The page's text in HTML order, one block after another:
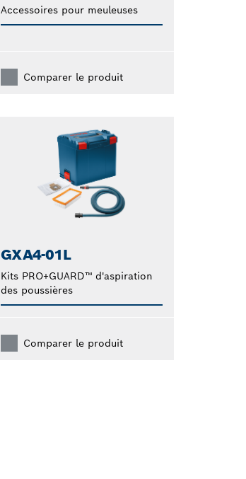
Accessoires pour meuleuses
Comparer le produit
GXA4-01L
Kits PRO+GUARD™ d'aspiration
des poussières
Comparer le produit